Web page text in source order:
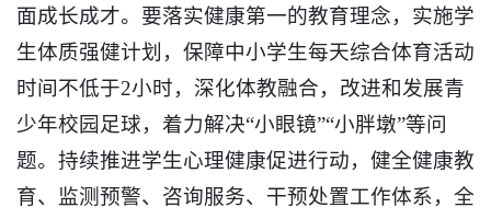
面成长成才。要落实健康第一的教育理念，实施学
生体质强健计划，保障中小学生每天综合体育活动
时间不低于2小时，深化体教融合，改进和发展青
少年校园足球，着力解决“小眼镜”“小胖墩”等问
题。持续推进学生心理健康促进行动，健全健康教
育、监测预警、咨询服务、干预处置工作体系，全